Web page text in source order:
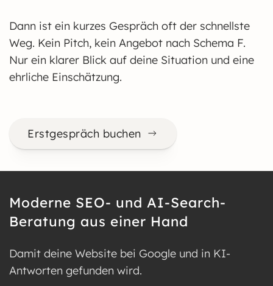
Dann ist ein kurzes Gespräch oft der schnellste
Weg. Kein Pitch, kein Angebot nach Schema F.
Nur ein klarer Blick auf deine Situation und eine
ehrliche Einschätzung.
Erstgespräch buchen
Moderne SEO- und AI-Search-
Beratung aus einer Hand
Damit deine Website bei Google und in KI-
Antworten gefunden wird.